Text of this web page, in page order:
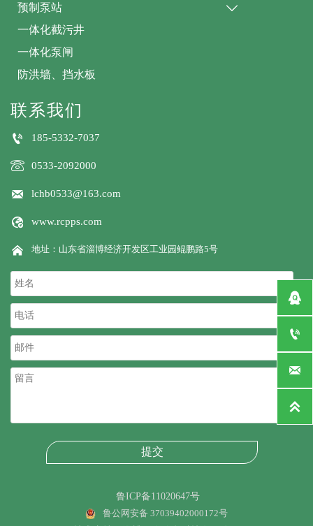
预制泵站

一体化截污井
一体化泵闸
防洪墙、挡水板
联系我们
 185-5332-7037
 0533-2092000
 lchb0533@163.com
 www.rcpps.com
 地址：山东省淄博经济开发区工业园鲲鹏路5号
提交
鲁ICP备11020647号
鲁公网安备 37039402000172号



